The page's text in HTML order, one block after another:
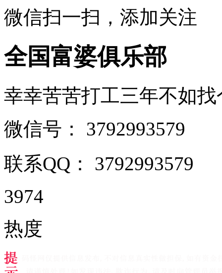
微信扫一扫，添加关注
全国富婆俱乐部
幸幸苦苦打工三年不如找
微信号： 3792993579
联系QQ： 3792993579
3974
热度